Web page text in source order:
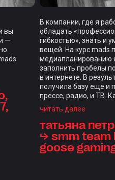
вы
—
В компании, где я
обладать
гибкостью», знать и
вещей. На курс mads
медиапланированию
заполнить пробелы
в интернете. В
получила базу еще и
прессе, радио, и ТВ.
индивидуальным
каждого студента,
редкость.
стал итоговый
проверкой на
читать далее
татьяна
⮡ smm team
goose